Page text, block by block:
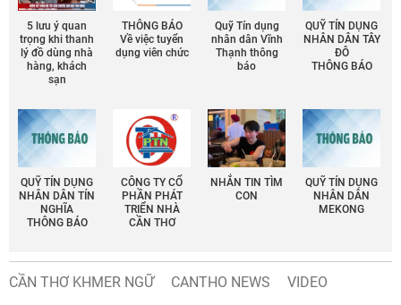
5 lưu ý quan
trọng khi thanh
lý đồ dùng nhà
hàng, khách
sạn
THÔNG BÁO
Về việc tuyển
dụng viên chức
Quỹ Tín dụng
nhân dân Vĩnh
Thạnh thông
báo
QUỸ TÍN DỤNG
NHÂN DÂN TÂY
ĐÔ
THÔNG BÁO
QUỸ TÍN DỤNG
NHÂN DÂN TÍN
NGHĨA
THÔNG BÁO
CÔNG TY CỔ
PHẦN PHÁT
TRIỂN NHÀ
CẦN THƠ
NHẮN TIN TÌM
CON
QUỸ TÍN DỤNG
NHÂN DÂN
MEKONG
CẦN THƠ KHMER NGỮ CANTHO NEWS
VIDEO